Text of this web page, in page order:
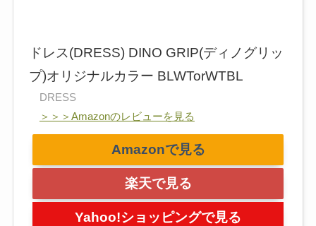
ドレス(DRESS) DINO GRIP(ディノグリッ
プ)オリジナルカラー BLWTorWTBL
DRESS
＞＞＞Amazonのレビューを見る
Amazonで見る
楽天で見る
Yahoo!ショッピングで見る